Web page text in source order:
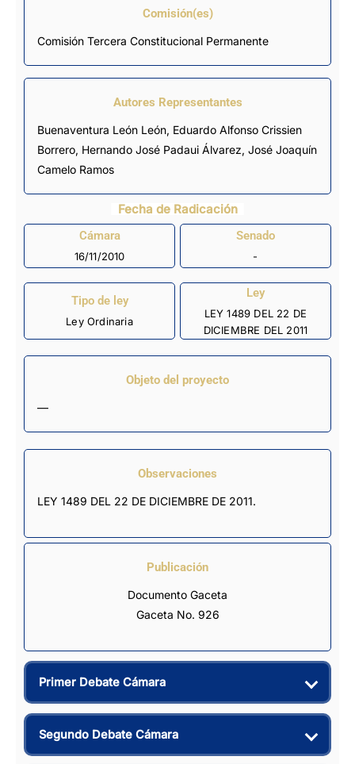
Comisión(es)
Comisión Tercera Constitucional Permanente
Autores Representantes
Buenaventura León León, Eduardo Alfonso Crissien
Borrero, Hernando José Padaui Álvarez, José Joaquín
Camelo Ramos
Fecha de Radicación
Cámara
16/11/2010
Senado
-
Tipo de ley
Ley Ordinaria
Ley
LEY 1489 DEL 22 DE
DICIEMBRE DEL 2011
Objeto del proyecto
—
Observaciones
LEY 1489 DEL 22 DE DICIEMBRE DE 2011.
Publicación
Documento Gaceta
Gaceta No. 926
Primer Debate Cámara
Segundo Debate Cámara